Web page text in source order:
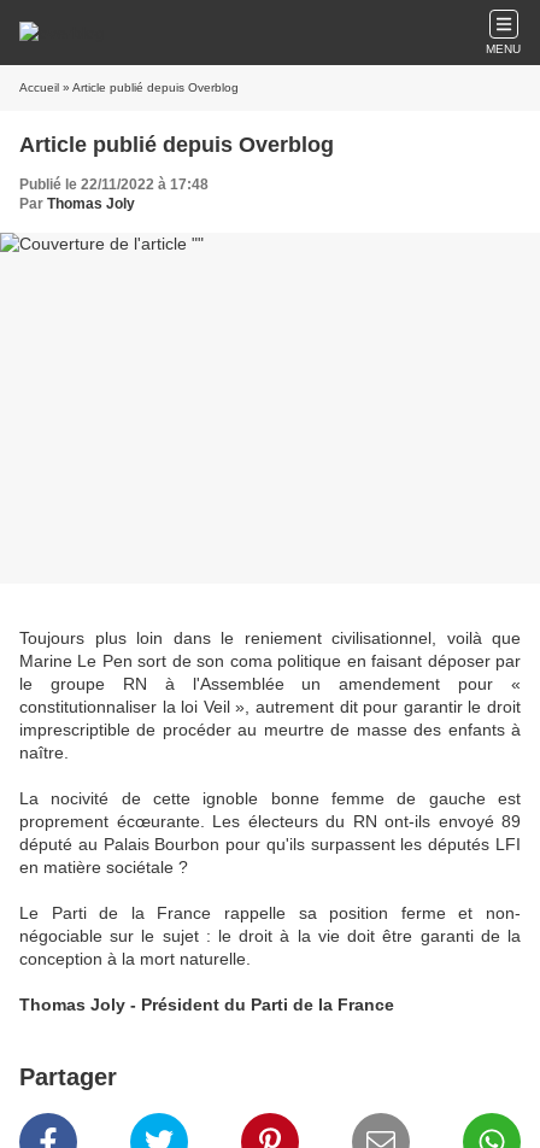
MENU
Accueil » Article publié depuis Overblog
Article publié depuis Overblog
Publié le 22/11/2022 à 17:48
Par Thomas Joly
Toujours plus loin dans le reniement civilisationnel, voilà que
Marine Le Pen sort de son coma politique en faisant déposer par
le groupe RN à l'Assemblée un amendement pour «
constitutionnaliser la loi Veil », autrement dit pour garantir le droit
imprescriptible de procéder au meurtre de masse des enfants à
naître.
La nocivité de cette ignoble bonne femme de gauche est
proprement écœurante. Les électeurs du RN ont-ils envoyé 89
député au Palais Bourbon pour qu'ils surpassent les députés LFI
en matière sociétale ?
Le Parti de la France rappelle sa position ferme et non-
négociable sur le sujet : le droit à la vie doit être garanti de la
conception à la mort naturelle.
Thomas Joly - Président du Parti de la France
Partager